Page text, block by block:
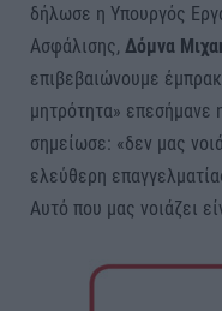
δήλωσε η Υπουργός
Ασφάλισης, Δόμνα
επιβεβαιώνουμε
μητρότητα» επεσήμανε
σημείωσε: «δεν μας
ελεύθερη
Αυτό που μας νοιάζει